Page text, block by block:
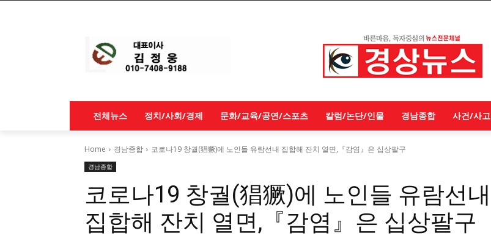
전체뉴스 정치/사회/경제 문화/교육/공연/스포츠 칼럼/논단/인물 경남종합 사건/사고
Home 경남종합 코로나19 창궐(猖獗)에 노인들 유람선내 집합해 잔치 열면,『감염』은 십상팔구
경남종합
코로나19 창궐(猖獗)에 노인들 유람선내
집합해 잔치 열면,『감염』은 십상팔구